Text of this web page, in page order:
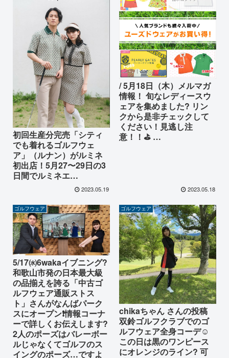
初回生産分完売「シティ
でも着れるゴルフウェ
ア」（ルナン）がルミネ
初出店！5月27〜29日の3
日間でルミネエ…
2023.05.19
/ 5月18日（木）メルマガ
情報！ 旬なレディースウ
ェアを集めました? リン
クから是非チェックして
ください！見逃し注
意！！⛳ …
2023.05.18
ゴルフウェア
5/17㈬6wakaイブニング?
和歌山市発の日本最大級
の品揃えを誇る「中古ゴ
ルフウェア通販ストス
ト」さんがなんばパーク
スにオープン❗情報コーナ
ーで詳しくお伝えします?
2人のポーズはバレーボー
ルじゃなくてゴルフのス
イングのポーズ…ですよ
ゴルフウェア
chikaちゃん さんの投稿
双鈴ゴルフクラブでのゴ
ルフウェア全身コーデ☺️
この日は黒のワンピース
にオレンジのライン? 可